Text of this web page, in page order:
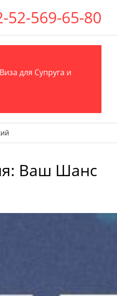
52-569-65-80
для Супруга и
Ваш Шанс